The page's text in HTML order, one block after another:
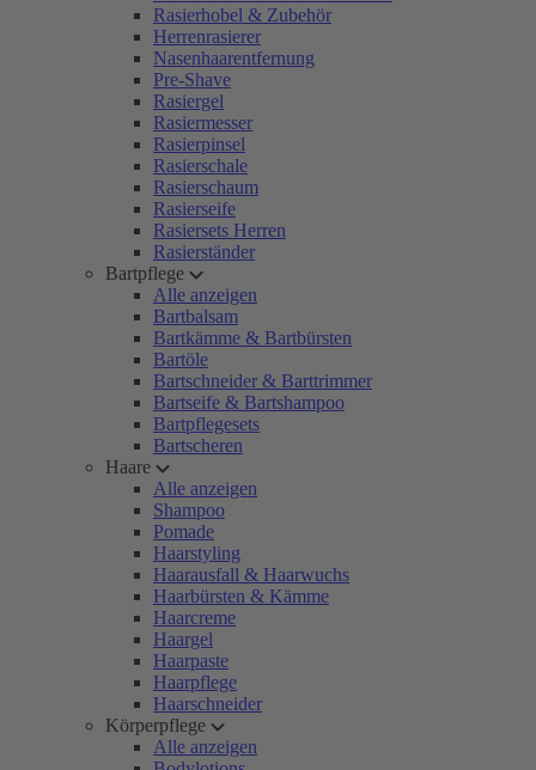
Rasierhobel & Zubehör
Herrenrasierer
Nasenhaarentfernung
Pre-Shave
Rasiergel
Rasiermesser
Rasierpinsel
Rasierschale
Rasierschaum
Rasierseife
Rasiersets Herren
Rasierständer
Bartpflege
Alle anzeigen
Bartbalsam
Bartkämme & Bartbürsten
Bartöle
Bartschneider & Barttrimmer
Bartseife & Bartshampoo
Bartpflegesets
Bartscheren
Haare
Alle anzeigen
Shampoo
Pomade
Haarstyling
Haarausfall & Haarwuchs
Haarbürsten & Kämme
Haarcreme
Haargel
Haarpaste
Haarpflege
Haarschneider
Körperpflege
Alle anzeigen